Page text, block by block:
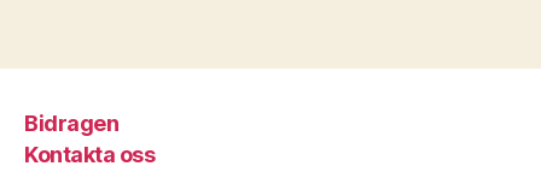
Bidragen
Kontakta oss